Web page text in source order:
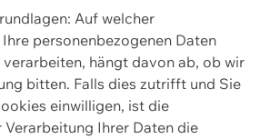
Auf welcher
personenbezogenen Daten
hängt davon ab, ob wir
bitten. Falls dies zutrifft und Sie
einwilligen, ist die
Ihrer Daten die